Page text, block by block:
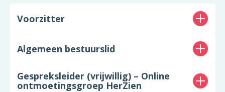
Voorzitter
Algemeen bestuurslid
Gespreksleider (vrijwillig) – Online
ontmoetingsgroep HerZien